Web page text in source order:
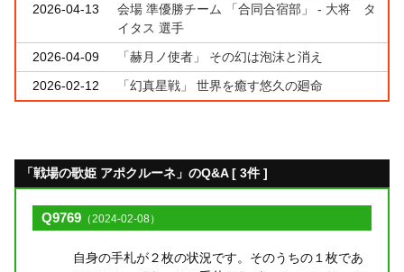
2026-04-13
会場 準優勝チーム 「合同合宿部」 - 大将 タ
イタス 選手
2026-04-09
「赫月ノ使者」 その幻は泡沫と消え
2026-02-12
「幻真星戦」 世界を癒す悠久の廻命
「戦場の歌姫 アポクルーネ」のQ&A [ 3件 ]
Q9769 （2024-02-08）
自身の手札が２枚の状況です。そのうちの１枚であ